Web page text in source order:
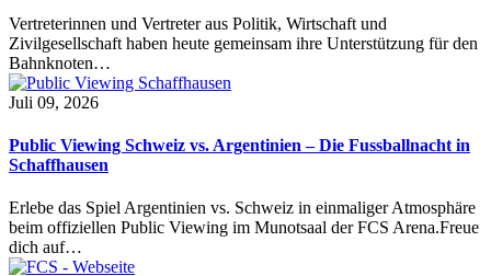
Vertreterinnen und Vertreter aus Politik, Wirtschaft und
Zivilgesellschaft haben heute gemeinsam ihre Unterstützung für den
Bahnknoten…
Juli 09, 2026
Public Viewing Schweiz vs. Argentinien – Die Fussballnacht in
Schaffhausen
Erlebe das Spiel Argentinien vs. Schweiz in einmaliger Atmosphäre
beim offiziellen Public Viewing im Munotsaal der FCS Arena.Freue
dich auf…